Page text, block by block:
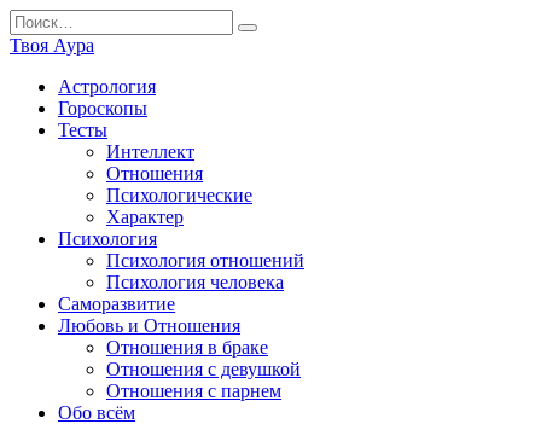
Перейти
к
содержанию
Search
for:
Твоя Аура
Астрология
Гороскопы
Тесты
Интеллект
Отношения
Психологические
Характер
Психология
Психология отношений
Психология человека
Саморазвитие
Любовь и Отношения
Отношения в браке
Отношения с девушкой
Отношения с парнем
Обо всём